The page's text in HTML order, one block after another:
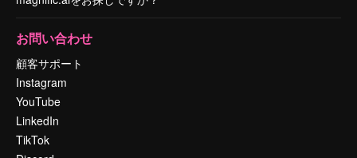
お問い合わせ
顧客サポート
Instagram
YouTube
LinkedIn
TikTok